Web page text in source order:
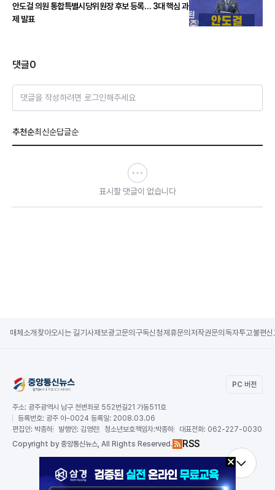
안도걸 의원 통합특별시당위원장 후보 등록… 3대 핵심 과
제 발표
댓글0
댓글을 작성하려면 로그인해주세요
추천순최신순답글순
표시할 댓글이 없습니다
매체소개 찾아오시는 길기사제보광고문의 구독신청제휴문의 저작권문의 독자투고불편신
PC 버전
주소: 광주광역시 남구 천변좌로 552번길21 가동511호
등록번호: 광주 아-0024 등록일: 2008.03.06
편집인: 박종하 발행인: 김영란 청소년보호책임자:박종하 대표전화: 062-227-0030
Copyright by 중앙통신뉴스, All Rights Reserved. RSS